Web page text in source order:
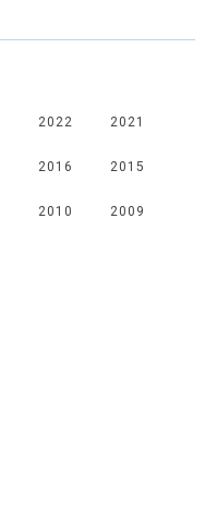
2022 2021
2016 2015
2010 2009